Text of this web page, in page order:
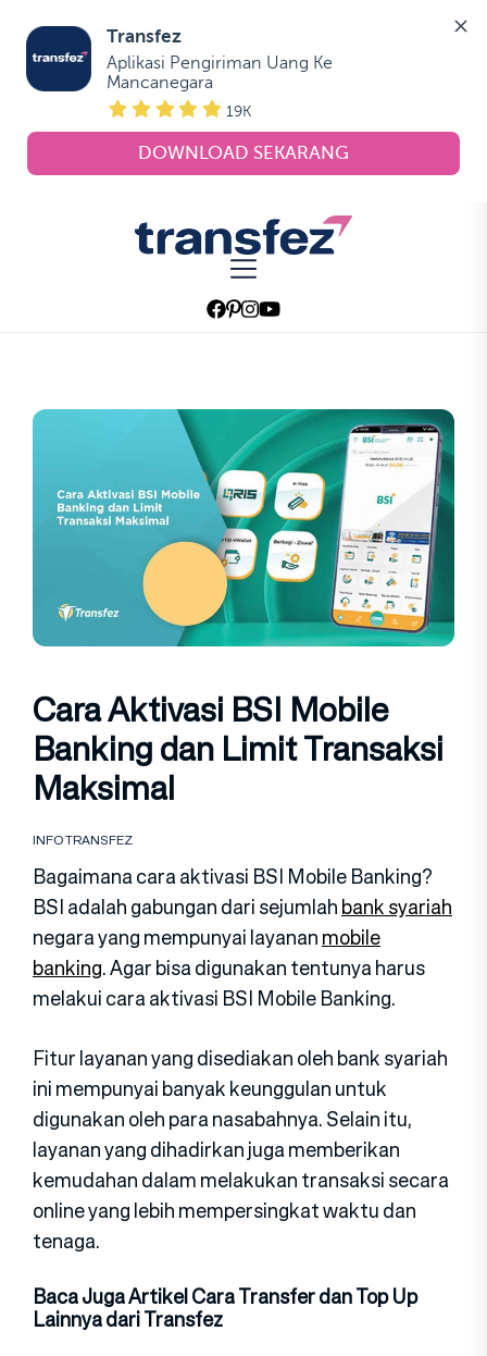
Transfez
Aplikasi Pengiriman Uang Ke
Mancanegara
19K
DOWNLOAD SEKARANG
Transfez
Cara Aktivasi BSI Mobile
Banking dan Limit Transaksi
Maksimal
INFO TRANSFEZ
Bagaimana cara aktivasi BSI Mobile Banking?
BSI adalah gabungan dari sejumlahbank syariah
negara yang mempunyai layananmobile
banking. Agar bisa digunakan tentunya harus
melakui cara aktivasi BSI Mobile Banking.
Fitur layanan yang disediakan oleh bank syariah
ini mempunyai banyak keunggulan untuk
digunakan oleh para nasabahnya. Selain itu,
layanan yang dihadirkan juga memberikan
kemudahan dalam melakukan transaksi secara
online yang lebih mempersingkat waktu dan
tenaga.
Baca Juga Artikel Cara Transfer dan Top Up
Lainnya dari Transfez